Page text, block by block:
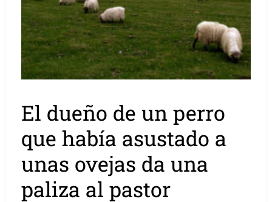
El dueño de un perro
que había asustado a
unas ovejas da una
paliza al pastor